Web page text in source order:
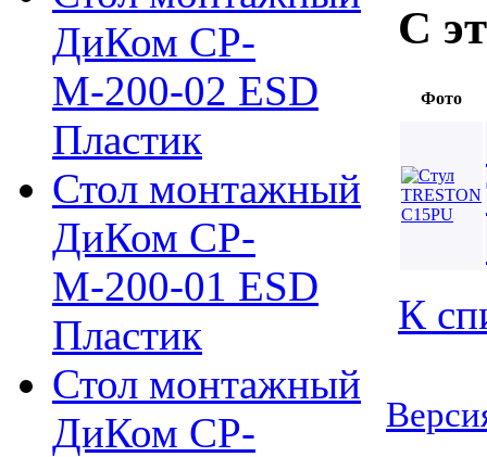
ДиКом СР-
М-200-02 ESD
Пластик
Стол монтажный
ДиКом СР-
М-200-01 ESD
Пластик
Стол монтажный
ДиКом СР-
С
Фото
К